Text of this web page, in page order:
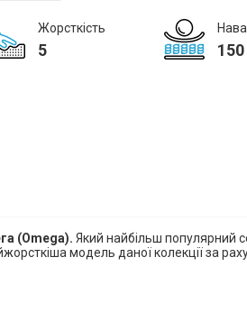
Жорсткість
5 150
(Omega). Який найбільш популярний
модель даної колекції за